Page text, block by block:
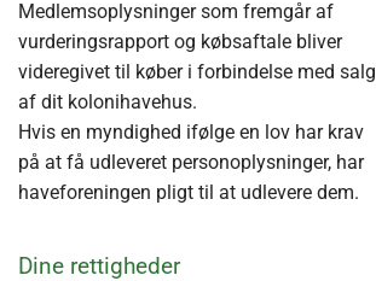
Medlemsoplysninger som fremgår af
vurderingsrapport og købsaftale bliver
videregivet til køber i forbindelse med salg
af dit kolonihavehus.
Hvis en myndighed ifølge en lov har krav
på at få udleveret personoplysninger, har
haveforeningen pligt til at udlevere dem.
Dine rettigheder